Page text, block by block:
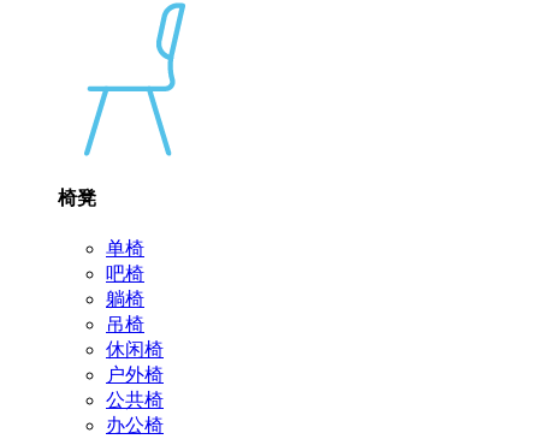
椅凳
单椅
吧椅
躺椅
吊椅
休闲椅
户外椅
公共椅
办公椅